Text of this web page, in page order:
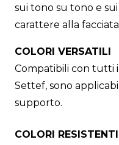
sui tono su tono e
carattere alla
COLORI VERSATILI
Compatibili con tutti
Settef, sono
supporto.
COLORI RESISTENTI